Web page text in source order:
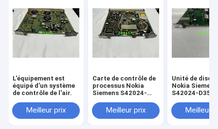
L'équipement est
équipé d'un système
de contrôle de l'air.
Meilleur prix
Carte de contrôle de
processus Nokia
Siemens S42024-
Meilleur prix
Unité de
Nokia
S42024-
le SMA4Meilleur